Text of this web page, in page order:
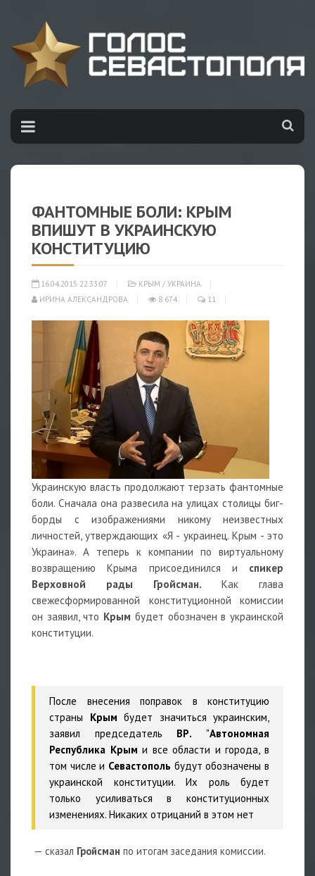
ФАНТОМНЫЕ БОЛИ: КРЫМ
ВПИШУТ В УКРАИНСКУЮ
КОНСТИТУЦИЮ
16.04.2015 22:33:07 КРЫМ / УКРАИНА
ИРИНА АЛЕКСАНДРОВА
8 674 11
Украинскую власть продолжают терзать фантомные
боли. Сначала она развесила на улицах столицы биг-
борды с изображениями никому неизвестных
личностей, утверждающих «Я - украинец. Крым - это
Украина». А теперь к компании по виртуальному
возвращению Крыма присоединился и спикер
Верховной рады Гройсман. Как глава
свежесформированной конституционной комиссии
он заявил, что Крым будет обозначен в украинской
конституции.
После внесения поправок в конституцию
страны Крым будет значиться украинским,
заявил председатель ВР. "Автономная
Республика Крым и все области и города, в
том числе и Севастополь будут обозначены в
украинской конституции. Их роль будет
только усиливаться в конституционных
изменениях. Никаких отрицаний в этом нет
— сказал Гройсман по итогам заседания комиссии.